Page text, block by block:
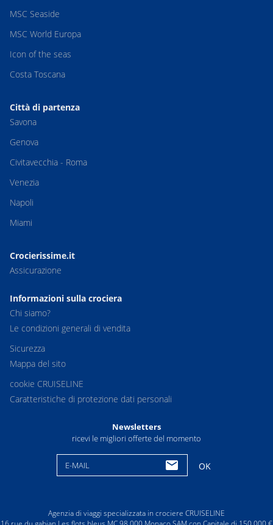
MSC Seaside
MSC World Europa
Icon of the seas
Costa Toscana
Città di partenza
Savona
Genova
Civitavecchia - Roma
Venezia
Napoli
Miami
Crocierissime.it
Assicurazione
Informazioni sulla crociera
Chi siamo?
Le condizioni generali di vendita
Sicurezza
Mappa del sito
cookie CRUISELINE
Caratteristiche di protezione dati personali
Newsletters
ricevi le migliori offerte del momento
E-MAIL OK
Agenzia di viaggi specializzata in crociere CRUISELINE